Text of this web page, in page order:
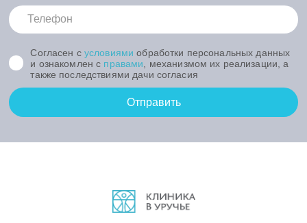
Согласен с условиями обработки персональных данных
и ознакомлен с правами, механизмом их реализации, а
также последствиями дачи согласия
Отправить